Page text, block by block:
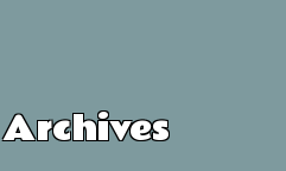
Archives